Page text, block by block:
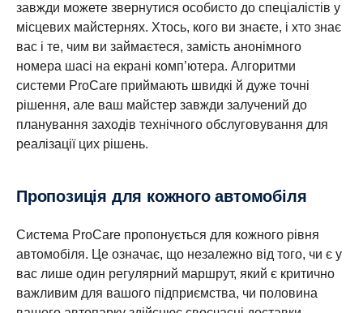
завжди можете звернутися особисто до спеціалістів у
місцевих майстернях. Хтось, кого ви знаєте, і хто знає
вас і те, чим ви займаєтеся, замість анонімного
номера шасі на екрані комп’ютера. Алгоритми
системи ProCare приймають швидкі й дуже точні
рішення, але ваш майстер завжди залучений до
планування заходів технічного обслуговування для
реалізації цих рішень.
Пропозиція для кожного автомобіля
Система ProCare пропонується для кожного рівня
автомобіля. Це означає, що незалежно від того, чи є у
вас лише один регулярний маршрут, який є критично
важливим для вашого підприємства, чи половина